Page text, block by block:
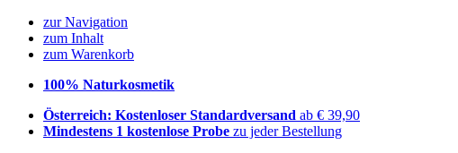
zur Navigation
zum Inhalt
zum Warenkorb
100% Naturkosmetik
Österreich: Kostenloser Standardversand ab € 39,90
Mindestens 1 kostenlose Probe zu jeder Bestellung